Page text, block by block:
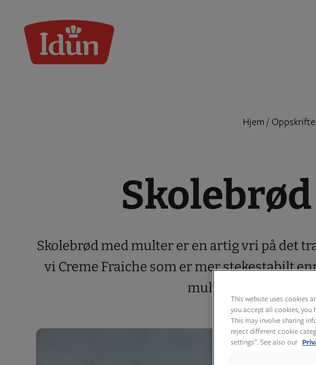
content
Hjem /
Skolebrød med multer er en artig vri på det
vi Creme Fraiche som er mer stekestabilt
multene. Les også:
This website uses cookies
you accept all cookies, you
This may involve sharing
reject different cookie
settings”. See also our